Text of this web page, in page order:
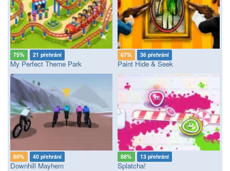
75% 21 přehrání
My Perfect Theme Park
67% 36 přehrání
Paint Hide & Seek
60% 40 přehrání
Downhill Mayhem
88% 13 přehrání
Splatcha!